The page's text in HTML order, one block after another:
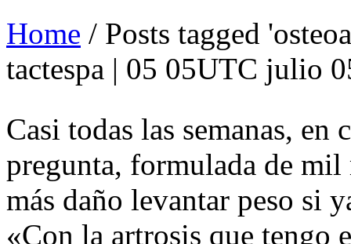
Home / Posts tagged
tactespa | 05 05UTC julio
Casi todas las semanas, en
pregunta, formulada de mil
más daño levantar peso si
«Con la artrosis que tengo